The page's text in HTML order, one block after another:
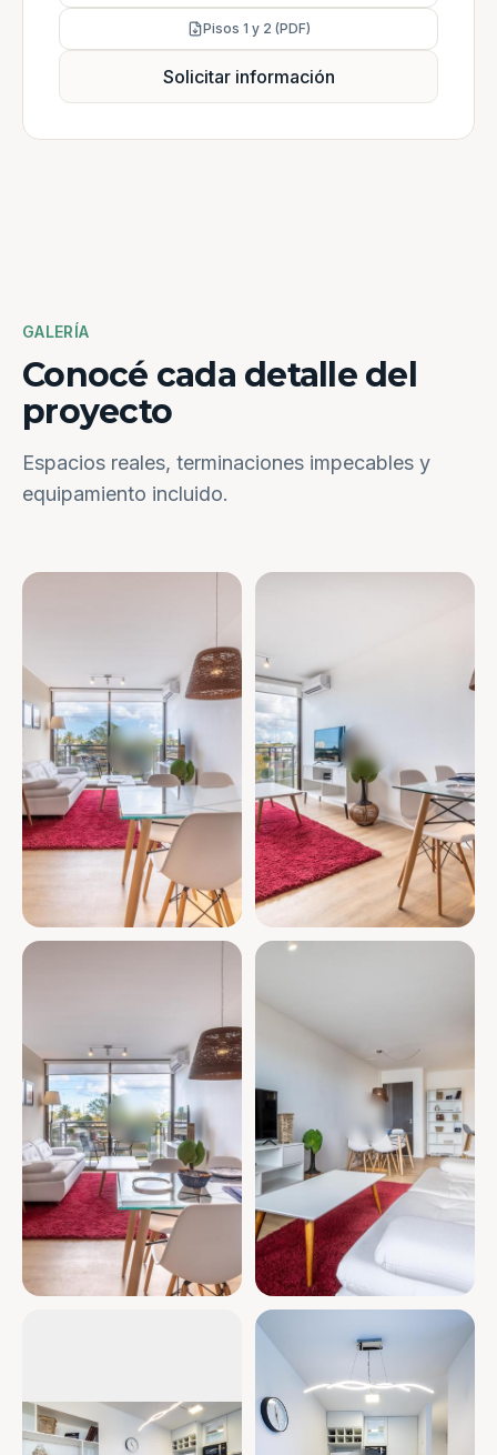
Pisos 1 y 2 (PDF)
Solicitar información
GALERÍA
Conocé cada detalle del
proyecto
Espacios reales, terminaciones impecables y
equipamiento incluido.